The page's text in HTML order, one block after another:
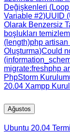
Değişkenleri
Variable #2)UUID
Olarak Benzersiz
boşlukları
(length)php
Oluşturma)Could
migrate:freshphp
PhpStorm
20.04 Xampp
Ağustos
Ubuntu 20.04